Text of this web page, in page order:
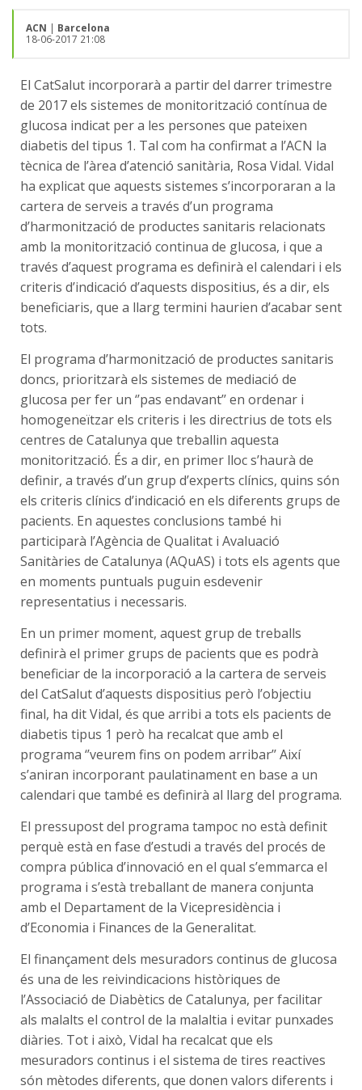
ACN | Barcelona
18-06-2017 21:08
El CatSalut incorporarà a partir del darrer trimestre
de 2017 els sistemes de monitorització contínua de
glucosa indicat per a les persones que pateixen
diabetis del tipus 1. Tal com ha confirmat a l’ACN la
tècnica de l’àrea d’atenció sanitària, Rosa Vidal. Vidal
ha explicat que aquests sistemes s’incorporaran a la
cartera de serveis a través d’un programa
d’harmonització de productes sanitaris relacionats
amb la monitorització continua de glucosa, i que a
través d’aquest programa es definirà el calendari i els
criteris d’indicació d’aquests dispositius, és a dir, els
beneficiaris, que a llarg termini haurien d’acabar sent
tots.
El programa d’harmonització de productes sanitaris
doncs, prioritzarà els sistemes de mediació de
glucosa per fer un ‘’pas endavant’’ en ordenar i
homogeneïtzar els criteris i les directrius de tots els
centres de Catalunya que treballin aquesta
monitorització. És a dir, en primer lloc s’haurà de
definir, a través d’un grup d’experts clínics, quins són
els criteris clínics d’indicació en els diferents grups de
pacients. En aquestes conclusions també hi
participarà l’Agència de Qualitat i Avaluació
Sanitàries de Catalunya (AQuAS) i tots els agents que
en moments puntuals puguin esdevenir
representatius i necessaris.
En un primer moment, aquest grup de treballs
definirà el primer grups de pacients que es podrà
beneficiar de la incorporació a la cartera de serveis
del CatSalut d’aquests dispositius però l’objectiu
final, ha dit Vidal, és que arribi a tots els pacients de
diabetis tipus 1 però ha recalcat que amb el
programa ‘’veurem fins on podem arribar’’ Així
s’aniran incorporant paulatinament en base a un
calendari que també es definirà al llarg del programa.
El pressupost del programa tampoc no està definit
perquè està en fase d’estudi a través del procés de
compra pública d’innovació en el qual s’emmarca el
programa i s’està treballant de manera conjunta
amb el Departament de la Vicepresidència i
d’Economia i Finances de la Generalitat.
El finançament dels mesuradors continus de glucosa
és una de les reivindicacions històriques de
l’Associació de Diabètics de Catalunya, per facilitar
als malalts el control de la malaltia i evitar punxades
diàries. Tot i això, Vidal ha recalcat que els
mesuradors continus i el sistema de tires reactives
són mètodes diferents, que donen valors diferents i